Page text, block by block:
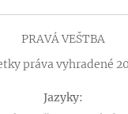
PRAVÁ VEŠTBA
práva vyhradené
Jazyky